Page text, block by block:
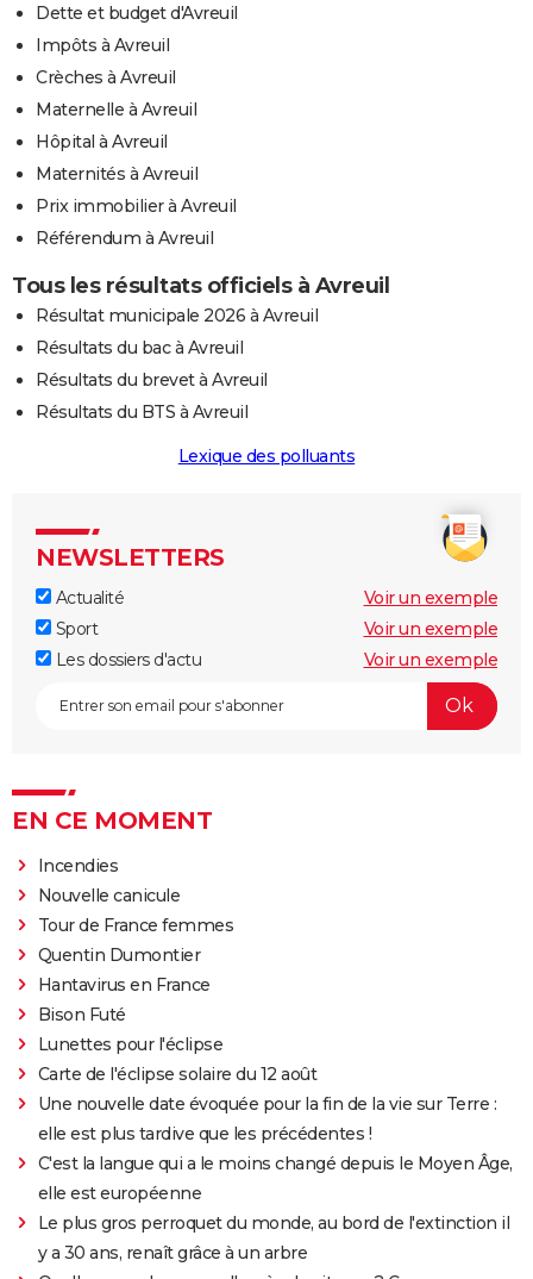
Dette et budget d'Avreuil
Impôts à Avreuil
Crèches à Avreuil
Maternelle à Avreuil
Hôpital à Avreuil
Maternités à Avreuil
Prix immobilier à Avreuil
Référendum à Avreuil
Tous les résultats officiels à Avreuil
Résultat municipale 2026 à Avreuil
Résultats du bac à Avreuil
Résultats du brevet à Avreuil
Résultats du BTS à Avreuil
Lexique des polluants
NEWSLETTERS
Actualité
Voir un exemple
Sport
Voir un exemple
Les dossiers d'actu
Voir un exemple
EN CE MOMENT
Incendies
Nouvelle canicule
Tour de France femmes
Quentin Dumontier
Hantavirus en France
Bison Futé
Lunettes pour l'éclipse
Carte de l'éclipse solaire du 12 août
Une nouvelle date évoquée pour la fin de la vie sur Terre :
elle est plus tardive que les précédentes !
C'est la langue qui a le moins changé depuis le Moyen Âge,
elle est européenne
Le plus gros perroquet du monde, au bord de l'extinction il
y a 30 ans, renaît grâce à un arbre